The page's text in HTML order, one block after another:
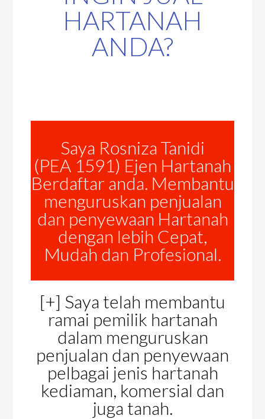
HARTANAH
ANDA?
Saya Rosniza Tanidi
(PEA 1591) Ejen Hartanah
Berdaftar anda. Membantu
menguruskan penjualan
dan penyewaan Hartanah
dengan lebih Cepat,
Mudah dan Profesional.
[+] Saya telah membantu
ramai pemilik hartanah
dalam menguruskan
penjualan dan penyewaan
pelbagai jenis hartanah
kediaman, komersial dan
juga tanah.